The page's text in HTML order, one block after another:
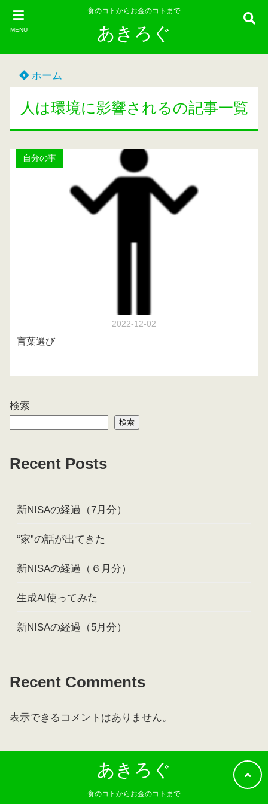
MENU
食のコトからお金のコトまで
あきろぐ
ホーム
人は環境に影響されるの記事一覧
自分の事
2022-12-02
言葉選び
検索
検索
Recent Posts
新NISAの経過（7月分）
“家”の話が出てきた
新NISAの経過（６月分）
生成AI使ってみた
新NISAの経過（5月分）
Recent Comments
表示できるコメントはありません。
あきろぐ
食のコトからお金のコトまで